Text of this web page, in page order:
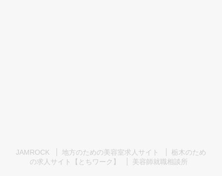
JAMROCK 地方のための美容室求人サイト
栃木のため
の求人サイト【とちワーク】
美容師就職相談所